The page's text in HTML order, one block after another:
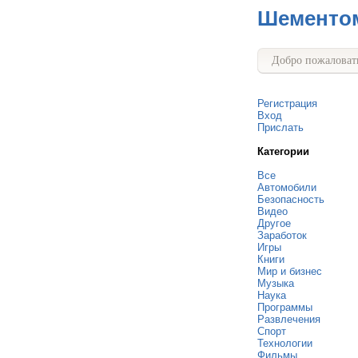
Добро
Регистрация
Вход
Прислать
Категории
Все
Автомобили
Безопасность
Видео
Другое
Заработок
Игры
Книги
Мир и бизнес
Музыка
Наука
Программы
Развлечения
Спорт
Технологии
Фильмы